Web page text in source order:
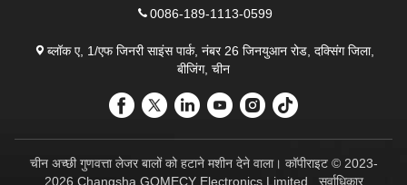
0086-189-1113-0599
ब्लॉक ए, 1/एफ जिनरी साइंस पार्क, नंबर 26 जिनयुआन रोड, दक्सिंग जिला,
बीजिंग, चीन
चीन अच्छी गुणवत्ता लेजर बालों को हटाने मशीन देने वाला। कॉपीराइट © 2023-
2026 Changsha GOMECY Electronics Limited . सर्वाधिकार